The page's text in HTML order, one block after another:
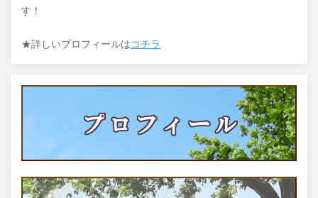
す！
★詳しいプロフィールはコチラ